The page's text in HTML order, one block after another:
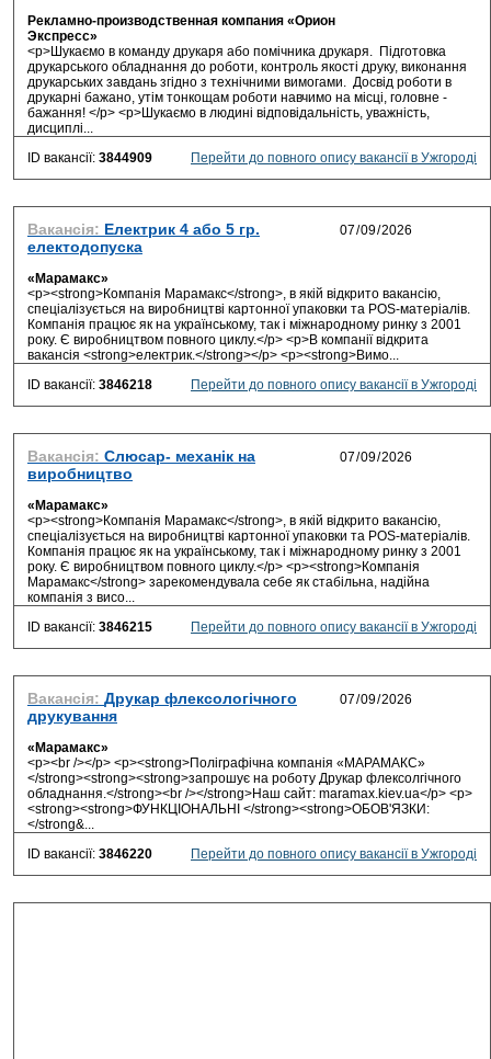
Рекламно-производственная компания «Орион
Экспресс»
<p>Шукаємо в команду друкаря або помічника друкаря. Підготовка
друкарського обладнання до роботи, контроль якості друку, виконання
друкарських завдань згідно з технічними вимогами. Досвід роботи в
друкарні бажано, утім тонкощам роботи навчимо на місці, головне -
бажання! </p> <p>Шукаємо в людині відповідальність, уважність,
дисциплі...
ID вакансії: 3844909 Перейти до повного опису вакансії в Ужгороді
Вакансія: Електрик 4 або 5 гр.
електодопуска
«Марамакс»
<p><strong>Компанія Марамакс</strong>, в якій відкрито вакансію,
спеціалізується на виробництві картонної упаковки та POS-матеріалів.
Компанія працює як на українському, так і міжнародному ринку з 2001
року. Є виробництвом повного циклу.</p> <p>В компанії відкрита
вакансія <strong>електрик.</strong></p> <p><strong>Вимо...
ID вакансії: 3846218 Перейти до повного опису вакансії в Ужгороді
Вакансія: Слюсар- механік на
виробництво
«Марамакс»
<p><strong>Компанія Марамакс</strong>, в якій відкрито вакансію,
спеціалізується на виробництві картонної упаковки та POS-матеріалів.
Компанія працює як на українському, так і міжнародному ринку з 2001
року. Є виробництвом повного циклу.</p> <p><strong>Компанія
Марамакс</strong> зарекомендувала себе як стабільна, надійна
компанія з висо...
ID вакансії: 3846215 Перейти до повного опису вакансії в Ужгороді
Вакансія: Друкар флексологічного
друкування
«Марамакс»
<p><br /></p> <p><strong>Поліграфічна компанія «МАРАМАКС»
</strong><strong><strong>запрошує на роботу Друкар флексолгічного
обладнання.</strong><br /></strong>Наш сайт: maramax.kiev.ua</p> <p>
<strong><strong>ФУНКЦІОНАЛЬНІ </strong><strong>ОБОВ'ЯЗКИ:
</strong&...
ID вакансії: 3846220 Перейти до повного опису вакансії в Ужгороді